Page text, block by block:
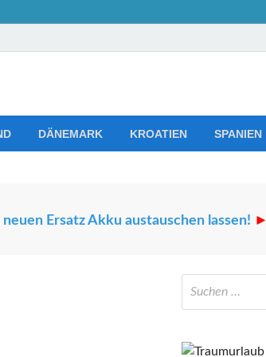
DÄNEMARK KROATIEN SPANIEN
Ersatz Akku austauschen lassen! ►